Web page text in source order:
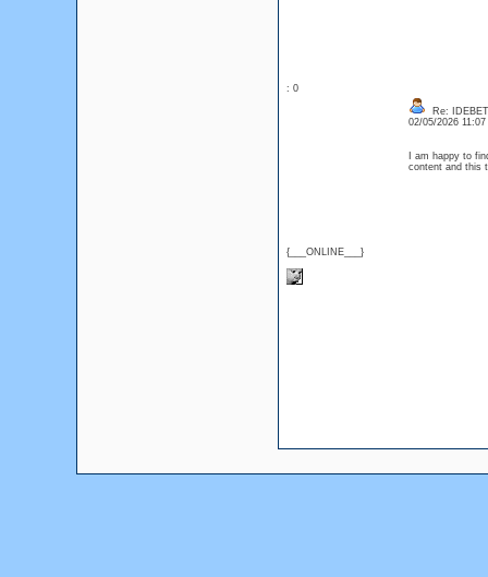
: 0
{___ONLINE___}
Re: IDEBET
02/05/2026
I am happy to
content and